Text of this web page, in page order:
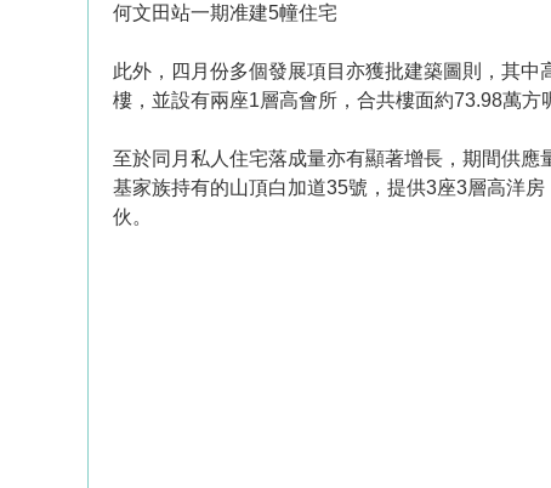
何文田站一期准建5幢住宅
此外，四月份多個發展項目亦獲批建築圖則，其
樓，並設有兩座1層高會所，合共樓面約73.98萬方
至於同月私人住宅落成量亦有顯著增長，期間供
基家族持有的山頂白加道35號，提供3座3層高洋
伙。